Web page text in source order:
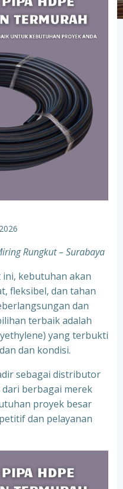
Rungkut – Surabaya
kebutuhan akan
fleksibel, dan tahan
dan
terbaik adalah
yang terbukti
dan kondisi.
sebagai distributor
berbagai merek
proyek besar
dan pelayanan